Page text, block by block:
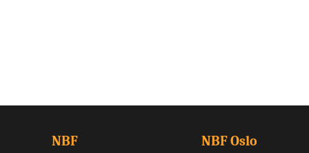
NBF NBF Oslo